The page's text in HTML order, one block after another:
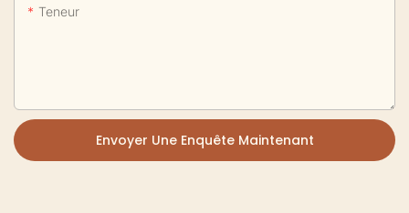
Teneur
Envoyer Une Enquête Maintenant